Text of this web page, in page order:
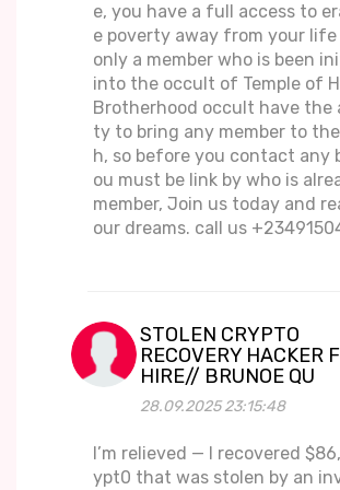
e, you have a full access to
e poverty away from your life
only a member who is been
into the occult of Temple of
Brotherhood occult have the
ty to bring any member to
h, so before you contact any
ou must be link by who is
member, Join us today and
our dreams. call us
STOLEN CRYPTO
RECOVERY HACKER
HIRE// BRUNOE QU
28.09.2025 23:15:48
I’m relieved — I recovered
ypt0 that was stolen by an